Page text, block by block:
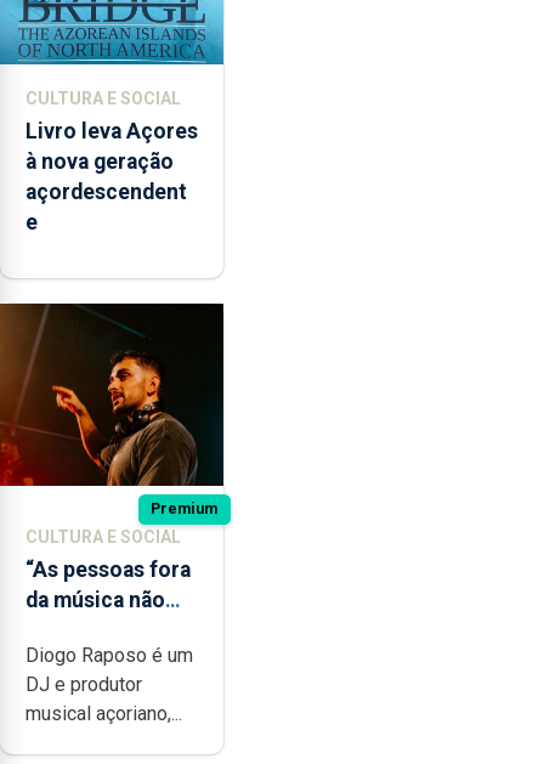
CULTURA E SOCIAL
Livro leva Açores
à nova geração
açordescendent
e
Premium
CULTURA E SOCIAL
“As pessoas fora
da música não
quão difícil é
produzir uma
música”
Diogo Raposo é um
DJ e produtor
musical açoriano,...